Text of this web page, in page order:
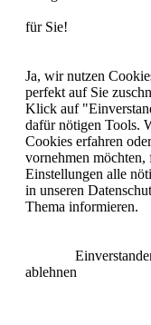
für Sie!
Ja, wir nutzen
perfekt auf Sie
Klick auf
dafür nötigen Tools.
Cookies erfahren
vornehmen
Einstellungen alle
in unseren
Thema informieren.
ablehnen